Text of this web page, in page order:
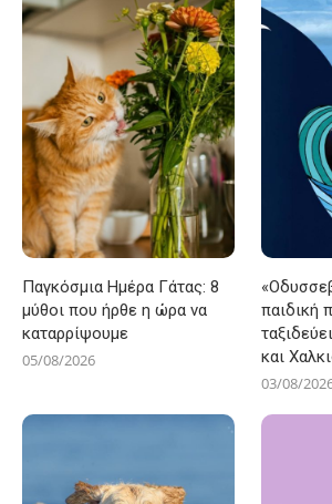
Παγκόσμια Ημέρα Γάτας: 8
μύθοι που ήρθε η ώρα να
καταρρίψουμε
05/08/2026
παιδική
και
03/08/